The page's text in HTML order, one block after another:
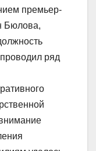
премьер-
Бюлова,
ряд